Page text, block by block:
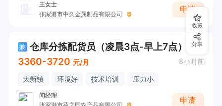
王女士
张家港市中久金属制品有限公司
申请
兼 仓库分拣配货员（凌晨3点-早上7点）
3360-3720 元/月 8小时前
大新镇 环境好 技术培训 压力小
闻经理
申请
收藏
分享